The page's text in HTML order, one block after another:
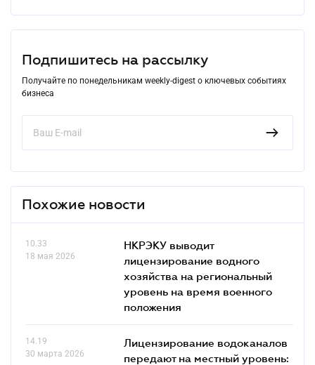
Подпишитесь на рассылку
Получайте по понедельникам weekly-digest о ключевых событиях
бизнеса
Похожие новости
10.33
18 мая 2026
НКРЭКУ выводит
лицензирование водного
хозяйства на региональный
уровень на время военного
положения
14.19
30 марта 2026
Лицензирование водоканалов
передают на местный уровень: